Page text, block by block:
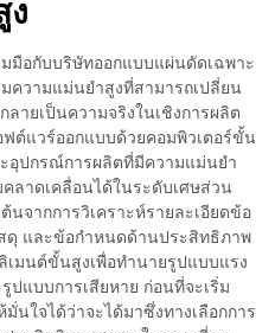
มือกับบริษัทออกแบบแผ่นดัดเฉพาะ
ความแม่นยำสูงที่สามารถเปลี่ยน
ายเป็นความจริงในเชิงการผลิต
ต์แวร์ออกแบบด้วยคอมพิวเตอร์ขั้น
อุปกรณ์การผลิตที่มีความแม่นยำ
ลาดเคลื่อนได้ในระดับเศษส่วน
จากการวิเคราะห์รายละเอียดข้อ
และข้อกำหนดด้านประสิทธิภาพ
เมนต์ขั้นสูงเพื่อทำนายรูปแบบแรง
แบบการเสียหาย ก่อนที่จะเริ่ม
นใจได้ว่าจะได้มาซึ่งทางเลือกการ